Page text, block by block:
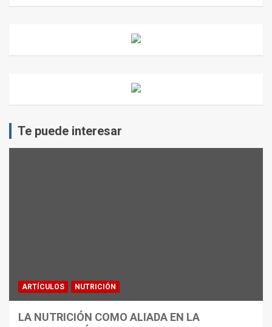
Te puede interesar
ARTÍCULOS NUTRICIÓN
LA NUTRICIÓN COMO ALIADA EN LA